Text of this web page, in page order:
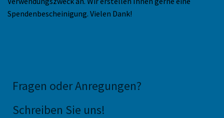
Spendenbescheinigung. Vielen Dank!
Fragen oder Anregungen?
Schreiben Sie uns!